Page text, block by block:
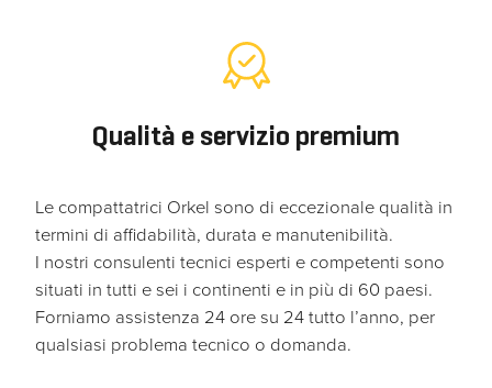
Qualità e servizio premium
Le compattatrici Orkel sono di eccezionale qualità in
termini di affidabilità, durata e manutenibilità.
I nostri consulenti tecnici esperti e competenti sono
situati in tutti e sei i continenti e in più di 60 paesi.
Forniamo assistenza 24 ore su 24 tutto l’anno, per
qualsiasi problema tecnico o domanda.